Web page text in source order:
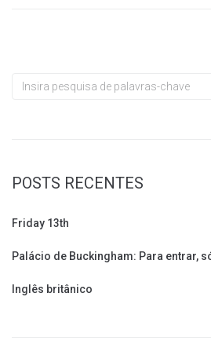
POSTS RECENTES
Friday 13th
Palácio de Buckingham: Para entrar,
Inglês britânico